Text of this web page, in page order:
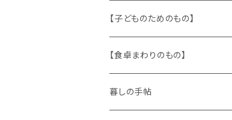
キャラクター
ピノキオ
文房具
木製品
ミニチュア、ドールハウス
パズル、ゲーム
古本、古雑誌、古えほん
古レコード
ガラス
プラスチック
紙
トリム
ワッペン
キッチンクロス、ナプキン
ニット
布地
【子どものためのもの】
身に着けるもの
【食卓まわりのもの】
ガラス
暮しの手帖